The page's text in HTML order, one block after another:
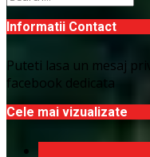
Informatii Contact
Puteti lasa un mesaj
facebook dedicata
Cele mai vizualizate